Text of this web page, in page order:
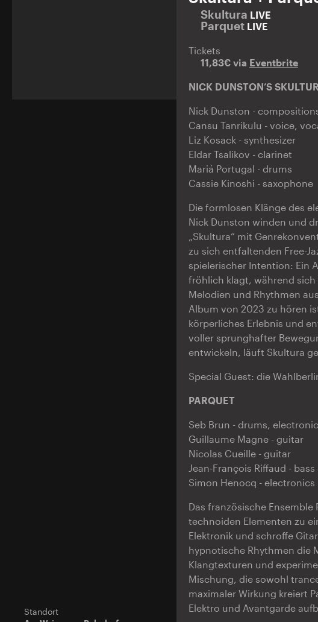
Standort
Skultura LIVE
Parquet LIVE
Tickets
11,83€ via Eventbrite
NICK DUNSTON’S
Nick Dunston -
Cansu Tanrikulu - voice,
Liz Kosack - synthesizer
Eldar Tsalikov - clarinet
Mariá Portugal - drums
Cassie Kinoshi - saxophone
Die formlosen Klänge des
Nick Dunston winden und
„Skultura“ mit
zu sich entfaltenden Free-
spielerischer Intention: Ein
fröhlich klagt, während sich
Melodien und Rhythmen
Album von 2023 zu hören
körperliches Erlebnis und
voller sprunghafter
entwickeln, läuft Skultura
Special Guest: die
PARQUET
Seb Brun - drums,
Guillaume Magne - guitar
Nicolas Cueille - guitar
Jean-François Riffaud -
Simon Henocq - electronics
Das französische
technoiden Elementen zu
Elektronik und schroffe
hypnotische Rhythmen die
Klangtexturen und
Mischung, die sowohl
maximaler Wirkung kreiert
Elektro und Avantgarde